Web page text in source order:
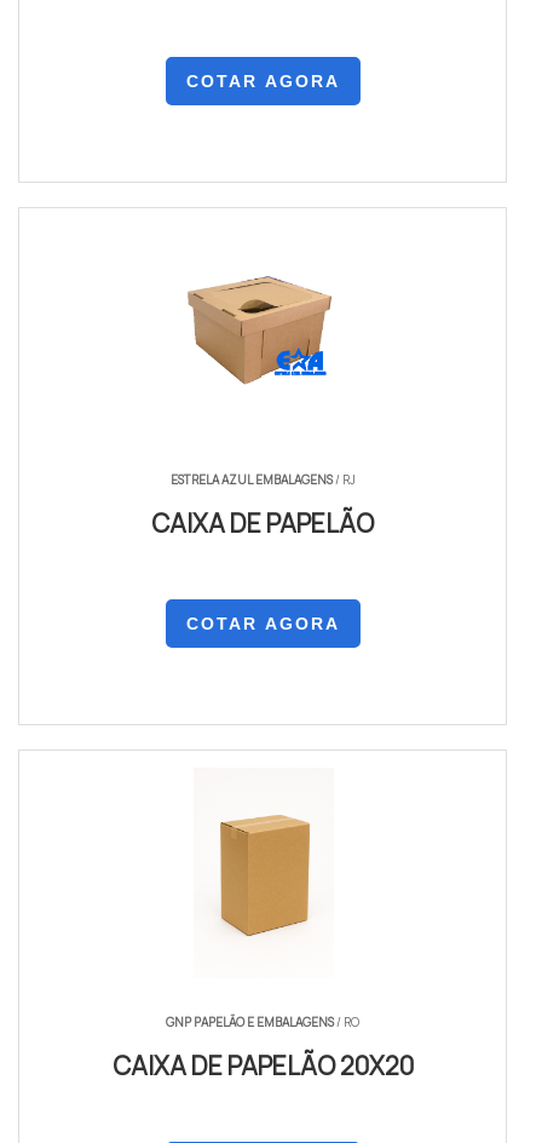
COTAR AGORA
ESTRELA AZUL EMBALAGENS/ RJ
CAIXA DE PAPELÃO
COTAR AGORA
GNP PAPELÃO E EMBALAGENS/ RO
CAIXA DE PAPELÃO 20X20